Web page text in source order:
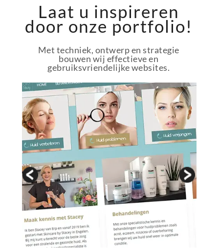
Laat u inspireren
door onze portfolio!
Met techniek, ontwerp en strategie
bouwen wij effectieve en
gebruiksvriendelijke websites.